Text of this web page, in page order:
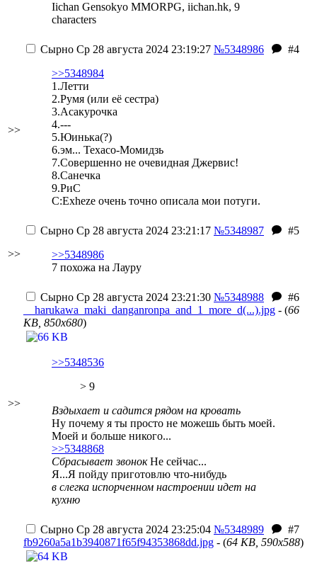
Iichan Gensokyo MMORPG, iichan.hk, 9
characters
>>
Сырно Ср 28 августа 2024 23:19:27 №5348986
#4
>>5348984
1.Летти
2.Румя (или её сестра)
3.Асакурочка
4.---
5.Юинька(?)
6.эм... Техасо-Момидзь
7.Совершенно не очевидная Джервис!
8.Санечка
9.РиС
C:Exheze очень точно описала мои потуги.
>>
Сырно Ср 28 августа 2024 23:21:17 №5348987
#5
>>5348986
7 похожа на Лауру
>>
Сырно Ср 28 августа 2024 23:21:30 №5348988
#6
__harukawa_maki_danganronpa_and_1_more_d(...).jpg - (66
KB, 850x680)
>>5348536
> 9
Вздыхает и садится рядом на кровать
Ну почему я ты просто не можешь быть моей.
Моей и больше никого...
>>5348868
Сбрасывает звонокНе сейчас...
Я...Я пойду приготовлю что-нибудь
в слегка испорченном настроении идет на
кухню
Сырно Ср 28 августа 2024 23:25:04 №5348989
#7
fb9260a5a1b3940871f65f94353868dd.jpg - (64 KB, 590x588)